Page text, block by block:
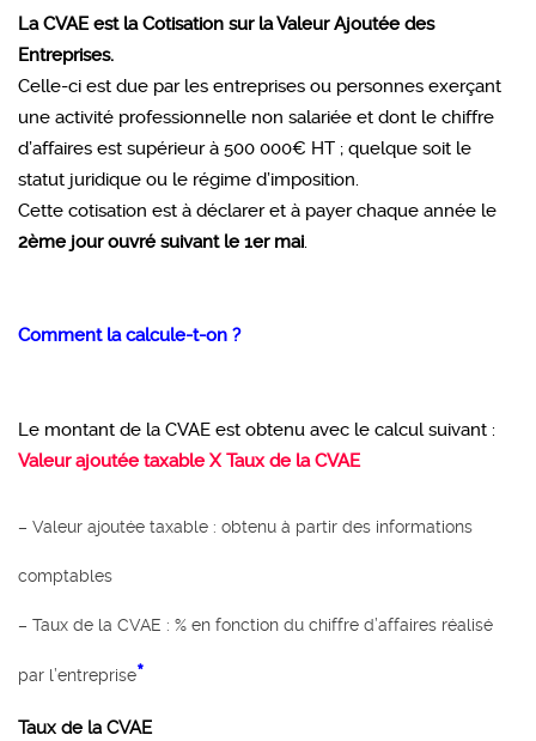
La CVAE est la Cotisation sur la Valeur Ajoutée des
Entreprises.
Celle-ci est due par les entreprises ou personnes exerçant
une activité professionnelle non salariée et dont le chiffre
d’affaires est supérieur à 500 000€ HT ; quelque soit le
statut juridique ou le régime d’imposition.
Cette cotisation est à déclarer et à payer chaque année le
2ème jour ouvré suivant le 1er mai.
Comment la calcule-t-on ?
Le montant de la CVAE est obtenu avec le calcul suivant :
Valeur ajoutée taxable X Taux de la CVAE
– Valeur ajoutée taxable : obtenu à partir des informations
comptables
– Taux de la CVAE : % en fonction du chiffre d’affaires réalisé
par l’entreprise*
Taux de la CVAE